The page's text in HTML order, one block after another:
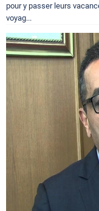
pour y passer leurs
voyag...